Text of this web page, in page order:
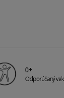
0+
Odporúčaný vek